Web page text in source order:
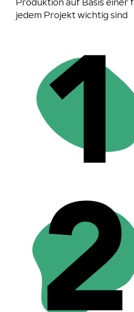
Produktion auf Basis einer
jedem Projekt wichtig sind